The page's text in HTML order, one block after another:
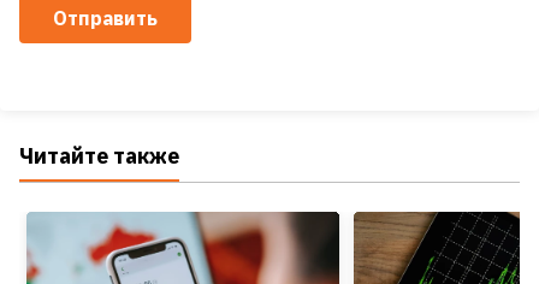
Отправить
Читайте также